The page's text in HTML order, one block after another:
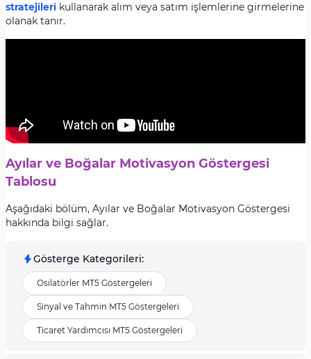
stratejileri kullanarak alım veya satım işlemlerine girmelerine
olanak tanır.
Ayılar ve Boğalar Motivasyon Göstergesi
Tablosu
Aşağıdaki bölüm, Ayılar ve Boğalar Motivasyon Göstergesi
hakkında bilgi sağlar.
Gösterge Kategorileri:
Osilatörler MT5 Göstergeleri
Sinyal ve Tahmin MT5 Göstergeleri
Ticaret Yardımcısı MT5 Göstergeleri